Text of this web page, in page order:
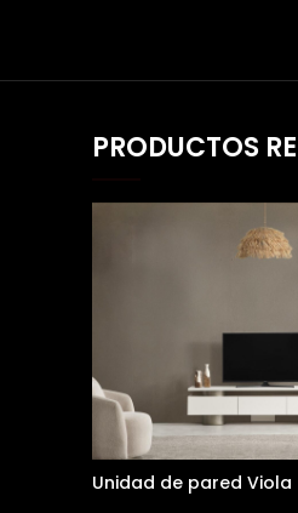
PRODUCTOS
Unidad de pared Viola